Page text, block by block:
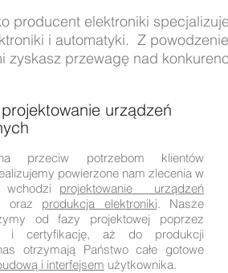
producent elektroniki
i automatyki. Z
zyskasz przewagę nad
urządzeń
przeciw potrzebom klientów
powierzone nam zlecenia w
wchodzi projektowanie urządzeń
oraz produkcja elektroniki. Nasze
od fazy projektowej poprzez
i certyfikację, aż do produkcji
otrzymają Państwo całe gotowe
i interfejsem użytkownika.